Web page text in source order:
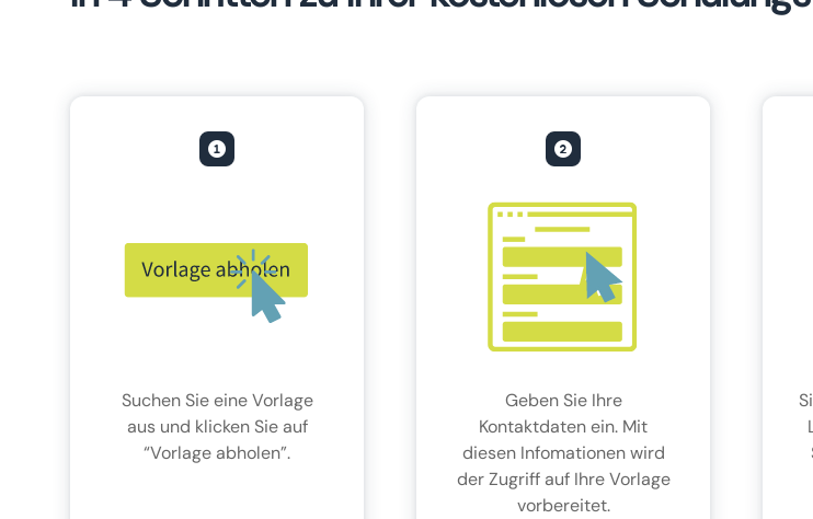
Suchen Sie eine Vorlage
aus und klicken Sie auf
“Vorlage abholen”.
Geben Sie Ihre
Kontaktdaten ein. Mit
diesen Infomationen wird
der Zugriff auf Ihre Vorlage
vorbereitet.